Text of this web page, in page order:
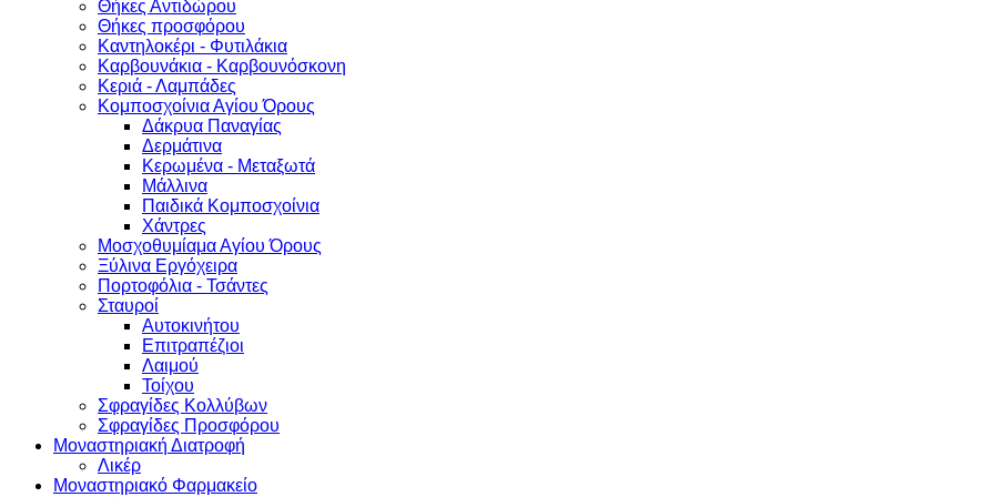
Θήκες Αντιδώρου
Θήκες προσφόρου
Καντηλοκέρι - Φυτιλάκια
Καρβουνάκια - Καρβουνόσκονη
Κεριά - Λαμπάδες
Κομποσχοίνια Αγίου Όρους
Δάκρυα Παναγίας
Δερμάτινα
Κερωμένα - Μεταξωτά
Μάλλινα
Παιδικά Κομποσχοίνια
Χάντρες
Μοσχοθυμίαμα Αγίου Όρους
Ξύλινα Εργόχειρα
Πορτοφόλια - Τσάντες
Σταυροί
Αυτοκινήτου
Επιτραπέζιοι
Λαιμού
Τοίχου
Σφραγίδες Κολλύβων
Σφραγίδες Προσφόρου
Μοναστηριακή Διατροφή
Λικέρ
Μοναστηριακό Φαρμακείο